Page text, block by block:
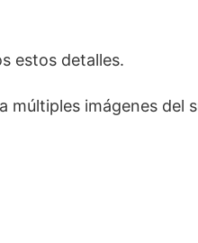
estos detalles.
múltiples imágenes del